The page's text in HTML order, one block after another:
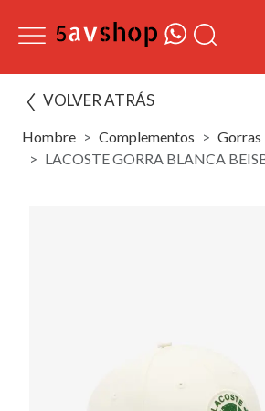
VOLVER ATRÁS
Hombre Complementos
Gorras
LACOSTE GORRA BLANCA